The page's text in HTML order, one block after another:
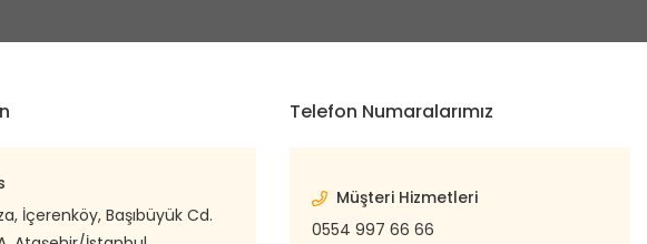
İçerenköy, Başıbüyük Cd.
Telefon Numaralarımız
Müşteri Hizmetleri
0554 997 66 66